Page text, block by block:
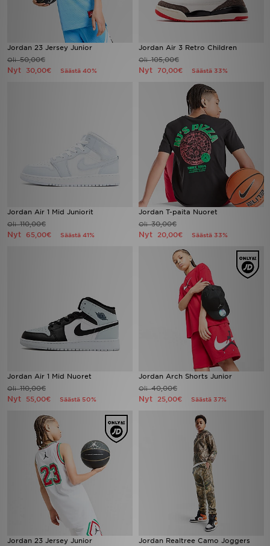
Jordan 23 Jersey Junior
Oli50,00€
Nyt 30,00€ Säästä 40%
Jordan Air 3 Retro Children
Oli105,00€
Nyt 70,00€ Säästä 33%
Jordan Air 1 Mid Juniorit
Oli110,00€
Nyt 65,00€ Säästä 41%
Jordan T-paita Nuoret
Oli30,00€
Nyt 20,00€ Säästä 33%
Jordan Air 1 Mid Nuoret
Oli110,00€
Nyt 55,00€ Säästä 50%
Jordan Arch Shorts Junior
Oli40,00€
Nyt 25,00€ Säästä 37%
Jordan 23 Jersey Junior
Jordan Realtree Camo Joggers